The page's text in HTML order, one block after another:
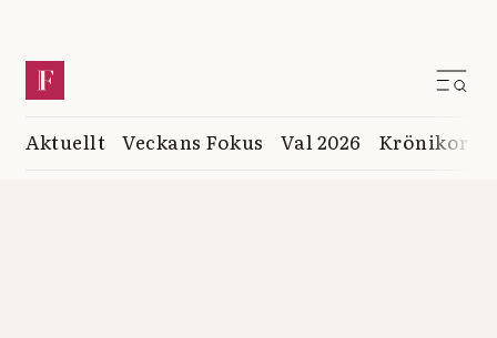
Aktuellt Veckans Fokus Val 2026 Krönikor